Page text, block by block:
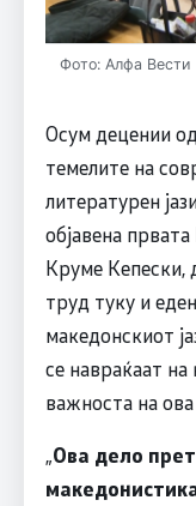
Фото: Алфа Вести
Осум децении
темелите на
литературен
објавена
Круме Кепески,
труд туку и
македонскиот
се навраќаат на
важноста на
„Ова дело